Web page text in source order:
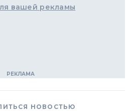
вашей рекламы
НОВОСТЬЮ